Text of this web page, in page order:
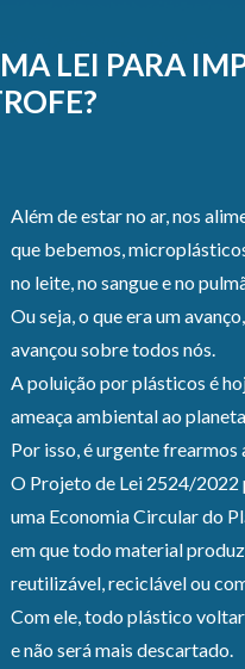
LEI PARA
Além de estar no ar, nos
que bebemos,
no leite, no sangue e no
Ou seja, o que era um avanço,
avançou sobre todos nós.
A poluição por plásticos é
ameaça ambiental ao planeta.
Por isso, é urgente frearmos
O Projeto de Lei 2524/2022
uma Economia Circular do
em que todo material
reutilizável, reciclável ou
Com ele, todo plástico
e não será mais descartado.